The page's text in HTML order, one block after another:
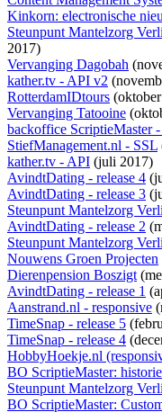
Kinkorn: electronische
Steunpunt Mantelzorg
2017)
Vervanging Dagobah
kather.tv - API v2
RotterdamIDtours
Vervanging Tatooine
backoffice ScriptieMaster
StiefManagement.nl - SSL
kather.tv - API (juli 2017)
AvindtDating - release 4
AvindtDating - release 3
Steunpunt Mantelzorg
AvindtDating - release 2
Steunpunt Mantelzorg
Nouwens Groen Projecten
Dierenpension Boszigt
AvindtDating - release 1
Aanstrand.nl - responsive
TimeSnap - release 5
TimeSnap - release 4
HobbyHoekje.nl
BO ScriptieMaster: historie
Steunpunt Mantelzorg
BO ScriptieMaster: